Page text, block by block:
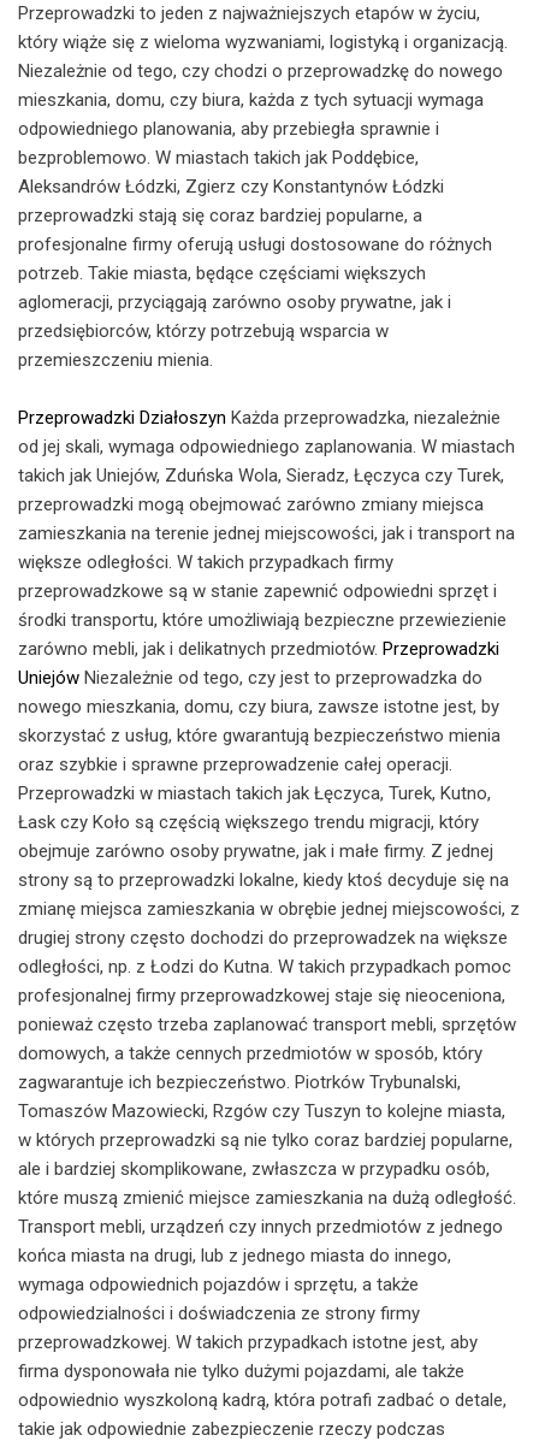
Przeprowadzki to jeden z najważniejszych etapów w życiu,
który wiąże się z wieloma wyzwaniami, logistyką i organizacją.
Niezależnie od tego, czy chodzi o przeprowadzkę do nowego
mieszkania, domu, czy biura, każda z tych sytuacji wymaga
odpowiedniego planowania, aby przebiegła sprawnie i
bezproblemowo. W miastach takich jak Poddębice,
Aleksandrów Łódzki, Zgierz czy Konstantynów Łódzki
przeprowadzki stają się coraz bardziej popularne, a
profesjonalne firmy oferują usługi dostosowane do różnych
potrzeb. Takie miasta, będące częściami większych
aglomeracji, przyciągają zarówno osoby prywatne, jak i
przedsiębiorców, którzy potrzebują wsparcia w
przemieszczeniu mienia.
Przeprowadzki Działoszyn Każda przeprowadzka, niezależnie
od jej skali, wymaga odpowiedniego zaplanowania. W miastach
takich jak Uniejów, Zduńska Wola, Sieradz, Łęczyca czy Turek,
przeprowadzki mogą obejmować zarówno zmiany miejsca
zamieszkania na terenie jednej miejscowości, jak i transport na
większe odległości. W takich przypadkach firmy
przeprowadzkowe są w stanie zapewnić odpowiedni sprzęt i
środki transportu, które umożliwiają bezpieczne przewiezienie
zarówno mebli, jak i delikatnych przedmiotów. Przeprowadzki
Uniejów Niezależnie od tego, czy jest to przeprowadzka do
nowego mieszkania, domu, czy biura, zawsze istotne jest, by
skorzystać z usług, które gwarantują bezpieczeństwo mienia
oraz szybkie i sprawne przeprowadzenie całej operacji.
Przeprowadzki w miastach takich jak Łęczyca, Turek, Kutno,
Łask czy Koło są częścią większego trendu migracji, który
obejmuje zarówno osoby prywatne, jak i małe firmy. Z jednej
strony są to przeprowadzki lokalne, kiedy ktoś decyduje się na
zmianę miejsca zamieszkania w obrębie jednej miejscowości, z
drugiej strony często dochodzi do przeprowadzek na większe
odległości, np. z Łodzi do Kutna. W takich przypadkach pomoc
profesjonalnej firmy przeprowadzkowej staje się nieoceniona,
ponieważ często trzeba zaplanować transport mebli, sprzętów
domowych, a także cennych przedmiotów w sposób, który
zagwarantuje ich bezpieczeństwo. Piotrków Trybunalski,
Tomaszów Mazowiecki, Rzgów czy Tuszyn to kolejne miasta,
w których przeprowadzki są nie tylko coraz bardziej popularne,
ale i bardziej skomplikowane, zwłaszcza w przypadku osób,
które muszą zmienić miejsce zamieszkania na dużą odległość.
Transport mebli, urządzeń czy innych przedmiotów z jednego
końca miasta na drugi, lub z jednego miasta do innego,
wymaga odpowiednich pojazdów i sprzętu, a także
odpowiedzialności i doświadczenia ze strony firmy
przeprowadzkowej. W takich przypadkach istotne jest, aby
firma dysponowała nie tylko dużymi pojazdami, ale także
odpowiednio wyszkoloną kadrą, która potrafi zadbać o detale,
takie jak odpowiednie zabezpieczenie rzeczy podczas